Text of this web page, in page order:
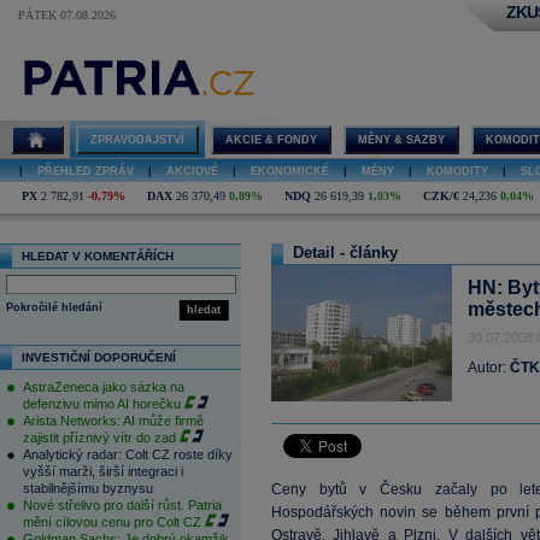
PÁTEK 07.08.2026
ZPRAVODAJSTVÍ AKCIE & FONDY MĚNY & SAZBY
PŘEHLED ZPRÁV AKCIOVÉ EKONOMICKÉ MĚNY KOMODITY
PX 2 782,91 -0,79% DAX 26 370,49 0,89% NDQ 26 619,39 1,03% CZK/€ 24,236 0,04%
HLEDAT V KOMENTÁŘÍCH
hledat
Pokročilé hledání
INVESTIČNÍ DOPORUČENÍ
AstraZeneca jako sázka na
defenzivu mimo AI horečku
Arista Networks: AI může firmě
zajistit příznivý vítr do zad
Analytický radar: Colt CZ roste díky
vyšší marži, širší integraci i
stabilnějšímu byznysu
Nové střelivo pro další růst. Patria
mění cílovou cenu pro Colt CZ
Detail - články
HN:
30.07.2008
Autor: ČTK
Ceny bytů v Česku začaly po
Hospodářských novin se během
Ostravě, Jihlavě a Plzni. V dalších